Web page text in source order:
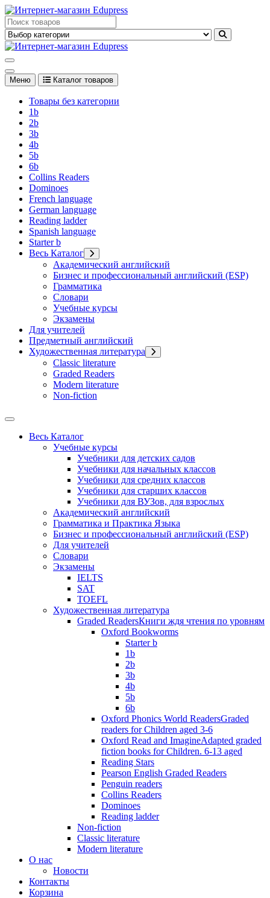
Перейти
к
содержимому
Edupress Uzbekistan, Edupress Узбекистан, книги, учебники на
английском языке
английском языке
Меню Каталог товаров
Товары без категории
1b
2b
3b
4b
5b
6b
Collins Readers
Dominoes
French language
German language
Reading ladder
Spanish language
Starter b
Весь Каталог
Академический английский
Бизнес и профессиональный английский (ESP)
Грамматика
Словари
Учебные курсы
Экзамены
Для учителей
Предметный английский
Художественная литература
Classic literature
Graded Readers
Modern literature
Non-fiction
Весь Каталог
Учебные курсы
Учебники для детских садов
Учебники для начальных классов
Учебники для средних классов
Учебники для старших классов
Учебники для ВУЗов, для взрослых
Академический английский
Грамматика и Практика Языка
Бизнес и профессиональный английский (ESP)
Для учителей
Словари
Экзамены
IELTS
SAT
TOEFL
Художественная литература
Graded ReadersКниги ждя чтения по уровням
Oxford Bookworms
Starter b
1b
2b
3b
4b
5b
6b
Oxford Phonics World ReadersGraded
readers for Children aged 3-6
Oxford Read and ImagineAdapted graded
fiction books for Children. 6-13 aged
Reading Stars
Pearson English Graded Readers
Penguin readers
Collins Readers
Dominoes
Reading ladder
Non-fiction
Classic literature
Modern literature
О нас
Новости
Контакты
Корзина